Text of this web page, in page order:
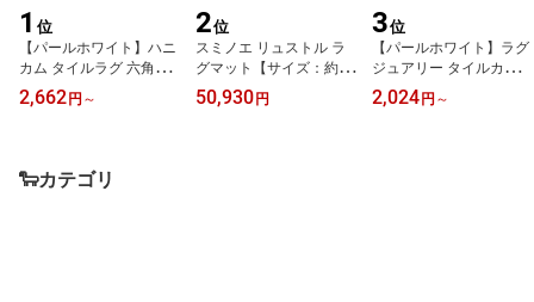
1 位
【パールホワイト】ハニ
カム タイルラグ 六角形
タイルカーペット NATU
RALS ナチュラルズ【サ
すべり止め加工防音 遮音
防汚加工 消臭機能 丸洗
2,662円 ～
2位
スミノエ リュストル ラ
グマット【サイズ：約20
0cm×250cm】【日本
製】メディカルサイレン
50,930円
3位
【パールホワイト】ラグ
ジュアリー タイルカーペ
ット【サイズ：50cm×50
cm】日本製 こだわりス
2,024円 ～
🐑カテゴリ